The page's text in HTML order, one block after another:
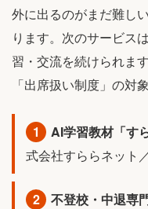
外に出るのがまだ難し
ります。次のサービス
習・交流を続けられま
「出席扱い制度」の対
1 AI学習教材「す
式会社すららネット
2 不登校・中退専